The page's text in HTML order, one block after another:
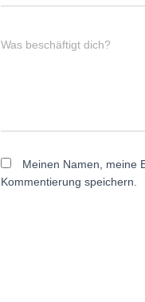
Was beschäftigt dich?
Meinen Namen, meine
Kommentierung speichern.